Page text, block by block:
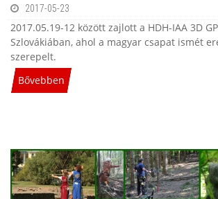
2017-05-23
2017.05.19-12 között zajlott a HDH-IAA 3D
Szlovákiában, ahol a magyar csapat ismét
szerepelt.
Bővebben